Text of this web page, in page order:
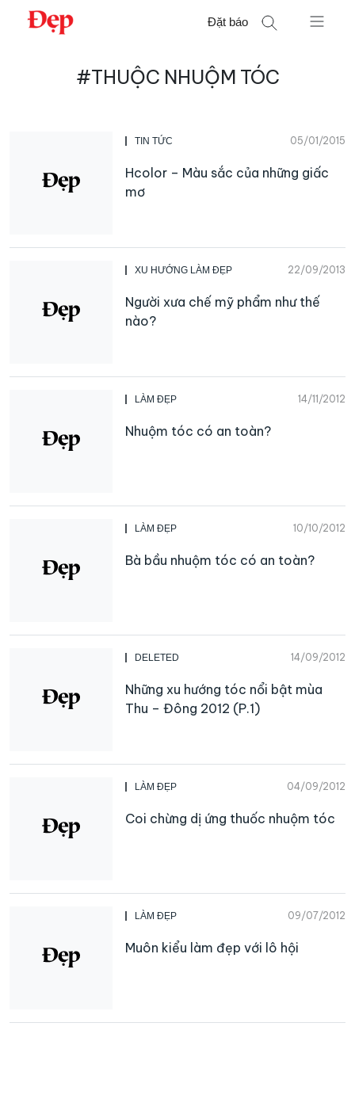
Chuyển
Đặt báo
#THUỘC NHUỘM TÓC
TIN TỨC 05/01/2015
Hcolor – Màu sắc của những giấc
mơ
XU HƯỚNG LÀM ĐẸP 22/09/2013
Người xưa chế mỹ phẩm như thế
nào?
LÀM ĐẸP 14/11/2012
Nhuộm tóc có an toàn?
LÀM ĐẸP 10/10/2012
Bà bầu nhuộm tóc có an toàn?
DELETED 14/09/2012
Những xu hướng tóc nổi bật mùa
Thu – Đông 2012 (P.1)
LÀM ĐẸP 04/09/2012
Coi chừng dị ứng thuốc nhuộm tóc
LÀM ĐẸP 09/07/2012
Muôn kiểu làm đẹp với lô hội